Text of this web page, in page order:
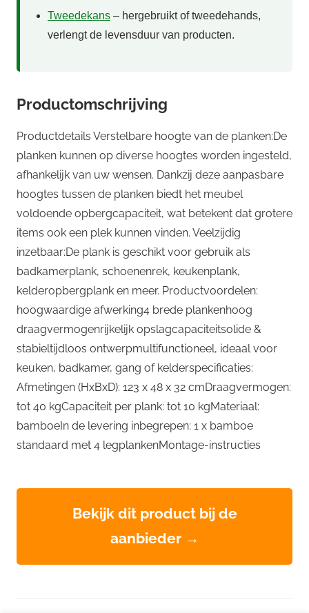
Tweedekans – hergebruikt of tweedehands,
verlengt de levensduur van producten.
Productomschrijving
Productdetails Verstelbare hoogte van de planken:De
planken kunnen op diverse hoogtes worden ingesteld,
afhankelijk van uw wensen. Dankzij deze aanpasbare
hoogtes tussen de planken biedt het meubel
voldoende opbergcapaciteit, wat betekent dat grotere
items ook een plek kunnen vinden. Veelzijdig
inzetbaar:De plank is geschikt voor gebruik als
badkamerplank, schoenenrek, keukenplank,
kelderopbergplank en meer. Productvoordelen:
hoogwaardige afwerking4 brede plankenhoog
draagvermogenrijkelijk opslagcapaciteitsolide &
stabieltijdloos ontwerpmultifunctioneel, ideaal voor
keuken, badkamer, gang of kelderspecificaties:
Afmetingen (HxBxD): 123 x 48 x 32 cmDraagvermogen:
tot 40 kgCapaciteit per plank: tot 10 kgMateriaal:
bamboeIn de levering inbegrepen: 1 x bamboe
standaard met 4 legplankenMontage-instructies
Bekijk dit product bij de
aanbieder →